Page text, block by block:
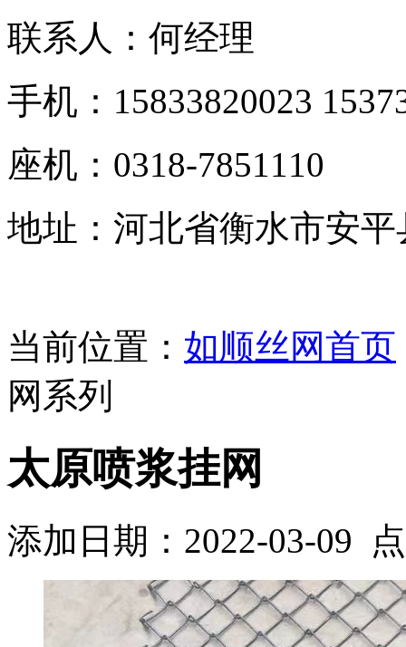
联系人：何经理
手机：15833820023
座机：0318-7851110
地址：河北省衡水市安
当前位置： 如顺丝网首页
网系列
太原喷浆挂网
添加日期：2022-03-09